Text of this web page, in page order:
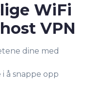
WiFi
VPN
dine med
å snappe opp